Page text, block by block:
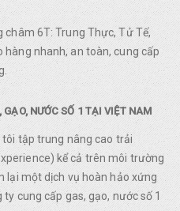
châm 6T: Trung Thực, Tử Tế,
nhanh, an toàn, cung cấp
NƯỚC SỐ 1 TẠI VIỆT NAM
tập trung nâng cao trải
kể cả trên môi trường
lại một dịch vụ hoàn hảo xứng
cung cấp gas, gạo, nước số 1